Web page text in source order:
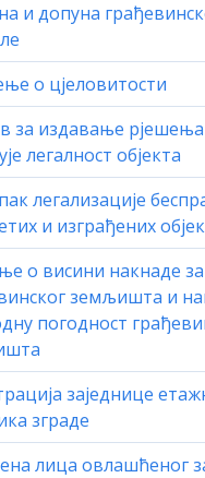
и допуна
о цјеловитости
за издавање рјешења
легалност објекта
легализације
и изграђених
о висини накнаде
земљишта и
погодност
заједнице
зграде
лица овлашћеног